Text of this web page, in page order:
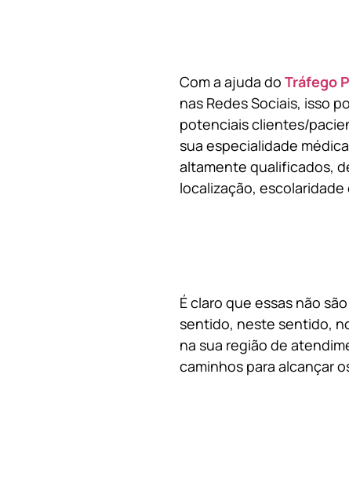
Com a ajuda do Tráfego
nas Redes Sociais, isso
potenciais clientes/
sua especialidade
altamente qualificados,
localização,
É claro que essas não
sentido, neste sentido,
na sua região de
caminhos para alcançar